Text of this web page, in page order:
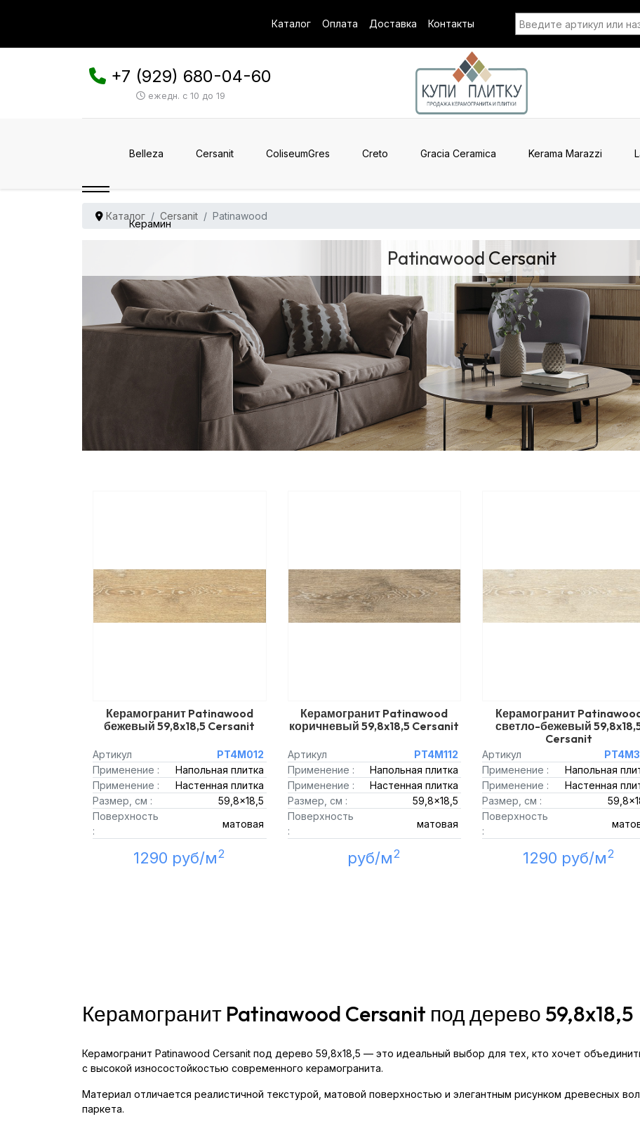
Каталог Оплата Доставка Контакты
+7 (929) 680-04-60
ежедн. с 10 до 19
Belleza Cersanit ColiseumGres Creto Gracia Ceramica Kerama Marazzi
Керамин
Каталог Cersanit Patinawood
Patinawood Cersanit
Керамогранит Patinawood
бежевый 59,8x18,5 Cersanit
Артикул
PT4M012
Применение :
Напольная плитка
Применение :
Настенная плитка
Размер, см :
59,8x18,5
Поверхность
:
матовая
1290 руб/м2
Керамогранит Patinawood
коричневый 59,8x18,5 Cersanit
Артикул
PT4M112
Применение :
Напольная плитка
Применение :
Настенная плитка
Размер, см :
59,8x18,5
Поверхность
:
матовая
руб/м2
Керамогранит
светло-бежевый
Cersanit
Артикул
Применение :
Напольная
Применение :
Настенная
Размер, см :
Поверхность
:
1290 руб/м2
Керамогранит Patinawood Cersanit под дерево 59,8x18,5
Керамогранит Patinawood Cersanit под дерево 59,8x18,5 — это идеальный выбор для тех, кто хочет
с высокой износостойкостью современного керамогранита.
Материал отличается реалистичной текстурой, матовой поверхностью и элегантным рисунком древесных
паркета.